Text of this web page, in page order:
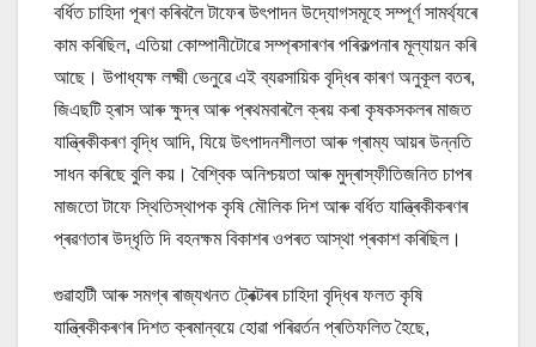
বৰ্ধিত চাহিদা পূৰণ কৰিবলৈ টাফেৰ উৎপাদন উদ্যোগসমূহে সম্পূৰ্ণ সামৰ্থ্যৰে
কাম কৰিছিল, এতিয়া কোম্পানীটোৱে সম্প্ৰসাৰণৰ পৰিকল্পনাৰ মূল্যায়ন কৰি
আছে। উপাধ্যক্ষ লক্ষ্মী ভেনুৱে এই ব্যৱসায়িক বৃদ্ধিৰ কাৰণ অনুকূল বতৰ,
জিএছটি হ্ৰাস আৰু ক্ষুদ্ৰ আৰু প্ৰথমবাৰলৈ ক্ৰয় কৰা কৃষকসকলৰ মাজত
যান্ত্ৰিকীকৰণ বৃদ্ধি আদি, যিয়ে উৎপাদনশীলতা আৰু গ্ৰাম্য আয়ৰ উন্নতি
সাধন কৰিছে বুলি কয়। বৈশ্বিক অনিশ্চয়তা আৰু মুদ্ৰাস্ফীতিজনিত চাপৰ
মাজতো টাফে স্থিতিস্থাপক কৃষি মৌলিক দিশ আৰু বৰ্ধিত যান্ত্ৰিকীকৰণৰ
প্ৰৱণতাৰ উদ্ধৃতি দি বহনক্ষম বিকাশৰ ওপৰত আস্থা প্ৰকাশ কৰিছিল।
গুৱাহাটী আৰু সমগ্ৰ ৰাজ্যখনত ট্ৰেক্টৰৰ চাহিদা বৃদ্ধিৰ ফলত কৃষি
যান্ত্ৰিকীকৰণৰ দিশত ক্ৰমান্বয়ে হোৱা পৰিৱৰ্তন প্ৰতিফলিত হৈছে,